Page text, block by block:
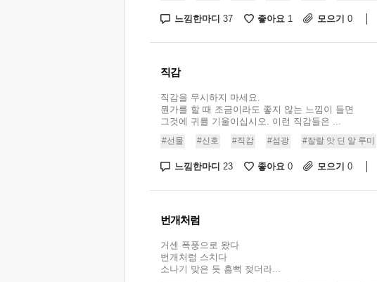
느낌한마디 37 좋아요 1 모으기 0
직감
직감을 무시하지 마세요.
뭔가를 할 때 조금이라도 좋지 않는 느낌이 들면
그것에 귀를 기울이십시오. 이런 직감들은 ...
#선물 #신호 #직감 #섬광 #잘랄 앗 딘 알 루미
느낌한마디 23 좋아요 0 모으기 0
번개처럼
거센 폭풍으로 왔다
번개처럼 스치다
소나기 맞은 듯 흠뻑 젖더라...